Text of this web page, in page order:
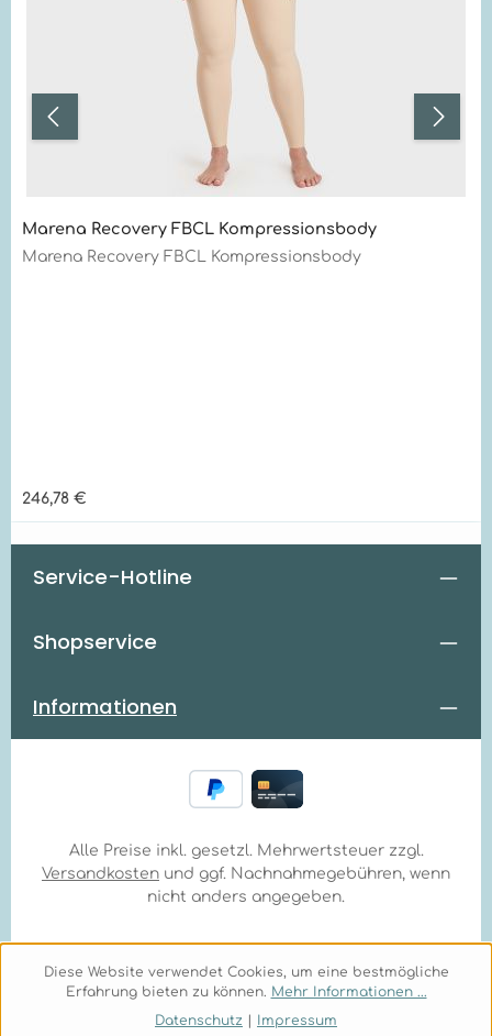
Marena Recovery FBCL Kompressionsbody
Marena Recovery FBCL Kompressionsbody
Regulärer Preis:
246,78 €
Service-Hotline
Shopservice
Informationen
Alle Preise inkl. gesetzl. Mehrwertsteuer zzgl.
Versandkosten und ggf. Nachnahmegebühren, wenn
nicht anders angegeben.
Diese Website verwendet Cookies, um eine bestmögliche
Erfahrung bieten zu können. Mehr Informationen ...
Datenschutz
Impressum